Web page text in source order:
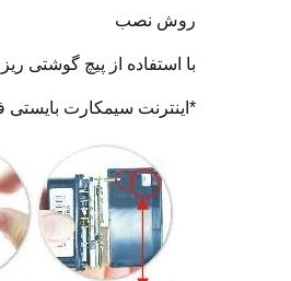
روش نصب
با استفاده از پیچ گوشتی
*اینترنت سیمکارت بایستی